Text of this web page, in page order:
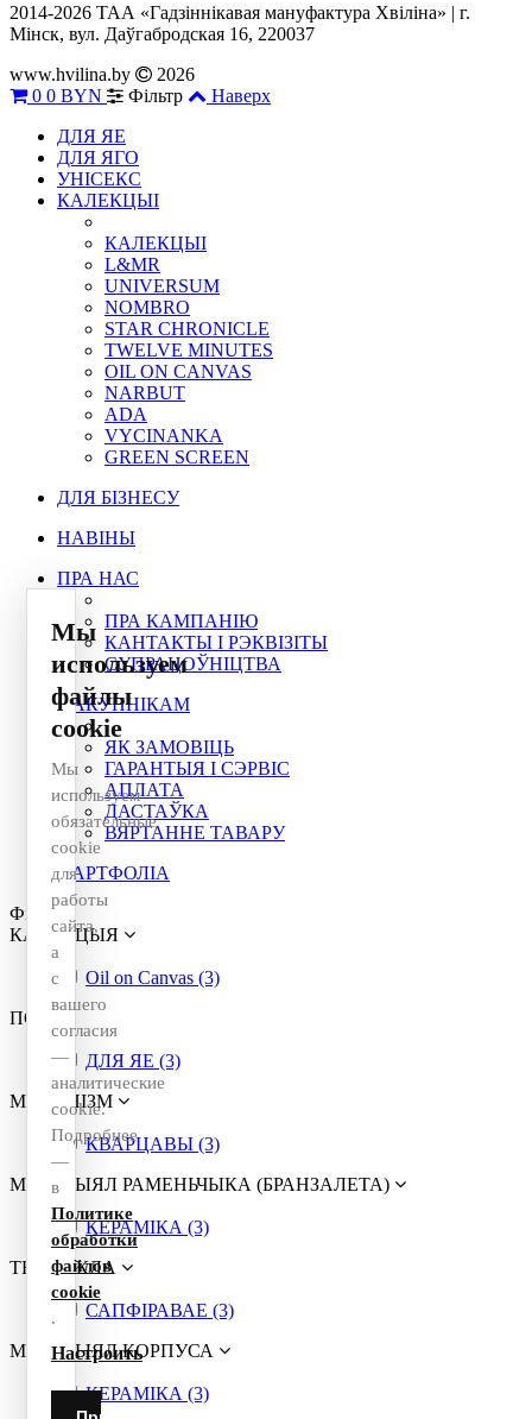
2014-2026 ТАА «Гадзіннікавая мануфактура Хвіліна» | г.
Мінск, вул. Даўгабродская 16, 220037
www.hvilina.by
2026
0 0 BYN Фільтр
Наверх
ДЛЯ ЯЕ
ДЛЯ ЯГО
УНІСЕКС
КАЛЕКЦЫІ
КАЛЕКЦЫІ
L&MR
UNIVERSUM
NOMBRO
STAR CHRONICLE
TWELVE MINUTES
OIL ON CANVAS
NARBUT
ADA
VYCINANKA
GREEN SCREEN
ДЛЯ БІЗНЕСУ
НАВІНЫ
ПРА НАС
ПРА КАМПАНІЮ
КАНТАКТЫ І РЭКВІЗІТЫ
СУПРАЦОЎНІЦТВА
ПАКУПНІКАМ
ЯК ЗАМОВІЦЬ
ГАРАНТЫЯ І СЭРВІС
АПЛАТА
ДАСТАЎКА
ВЯРТАННЕ ТАВАРУ
ПАРТФОЛІА
Фільтр
КАЛЕКЦЫЯ
Oil on Canvas (3)
ПОЛ
ДЛЯ ЯЕ (3)
МЕХАНІЗМ
КВАРЦАВЫ (3)
МАТЭРЫЯЛ РАМЕНЬЧЫКА (БРАНЗАЛЕТА)
КЕРАМІКА (3)
ТЫП ШКЛА
САПФІРАВАЕ (3)
МАТЭРЫЯЛ КОРПУСА
КЕРАМІКА (3)
Мы
используем
файлы
cookie
Мы
используем
обязательные
cookie
для
работы
сайта,
а
с
вашего
согласия
—
аналитические
cookie.
Подробнее
—
в
Политике
обработки
файлов
cookie
.
Настроить